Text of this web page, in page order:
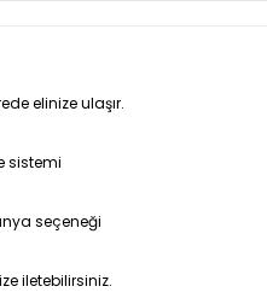
elinize ulaşır.
sistemi
seçeneği
iletebilirsiniz.